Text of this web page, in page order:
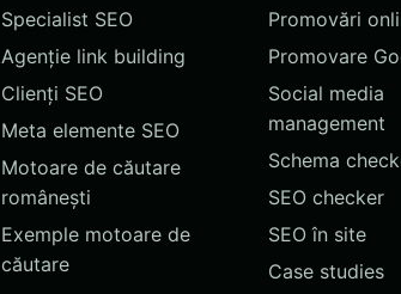
Specialist SEO
Agenție link building
Clienți SEO
Meta elemente SEO
Motoare de căutare
românești
Exemple motoare de
căutare
Promovări
Promovare
Social media
management
Schema
SEO checker
SEO în site
Case studies